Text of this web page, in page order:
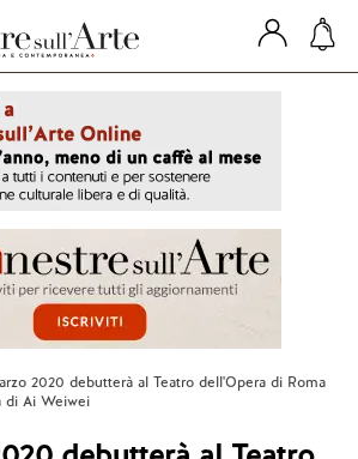
2020 debutterà al Teatro dell'Opera di Roma
di Ai Weiwei